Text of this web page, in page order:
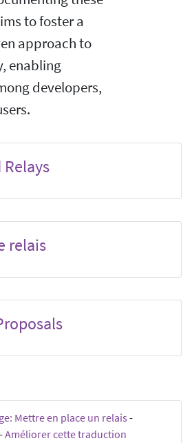
to foster a
approach to
enabling
developers,
relais
Mettre en place un relais -
-Améliorer cette traduction